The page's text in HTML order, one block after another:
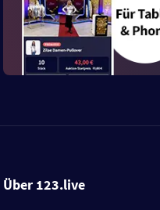
Über 123.live